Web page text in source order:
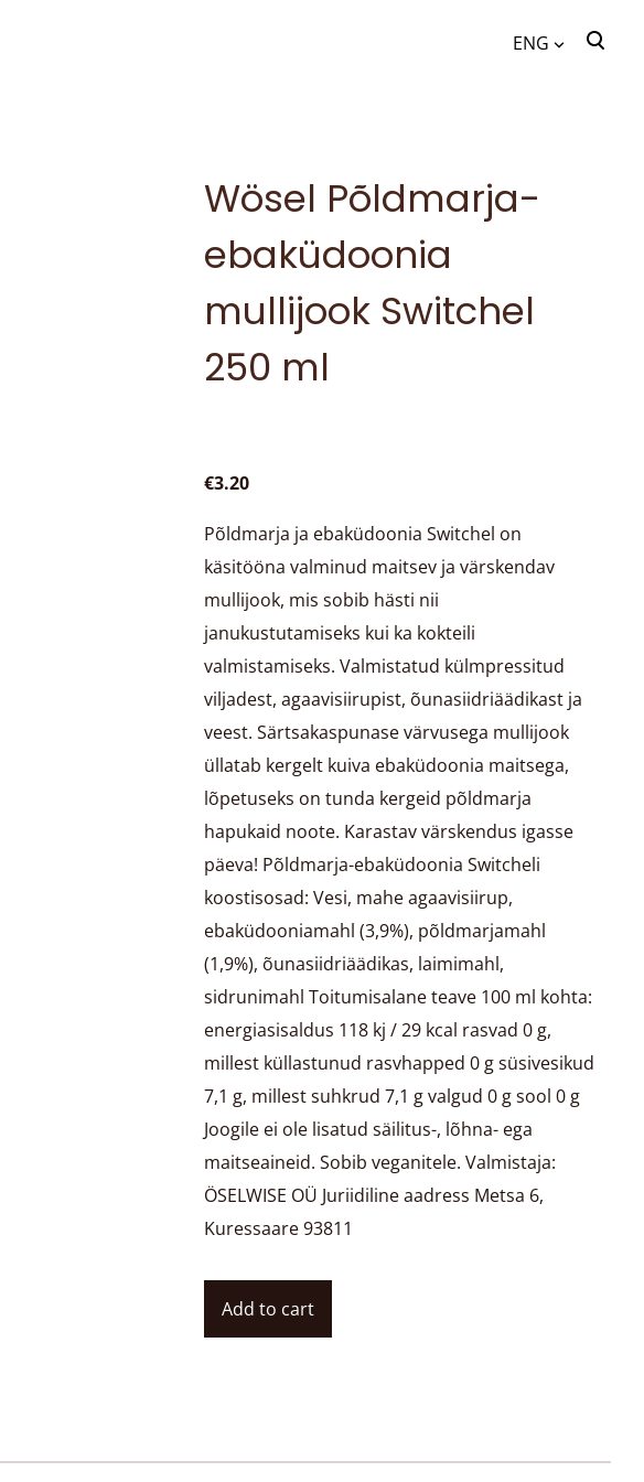
ENG
Wösel Põldmarja-
ebaküdoonia
mullijook Switchel
250 ml
€3.20
Põldmarja ja ebaküdoonia Switchel on
käsitööna valminud maitsev ja värskendav
mullijook, mis sobib hästi nii
janukustutamiseks kui ka kokteili
valmistamiseks. Valmistatud külmpressitud
viljadest, agaavisiirupist, õunasiidriäädikast ja
veest. Särtsakaspunase värvusega mullijook
üllatab kergelt kuiva ebaküdoonia maitsega,
lõpetuseks on tunda kergeid põldmarja
hapukaid noote. Karastav värskendus igasse
päeva! Põldmarja-ebaküdoonia Switcheli
koostisosad: Vesi, mahe agaavisiirup,
ebaküdooniamahl (3,9%), põldmarjamahl
(1,9%), õunasiidriäädikas, laimimahl,
sidrunimahl Toitumisalane teave 100 ml kohta:
energiasisaldus 118 kj / 29 kcal rasvad 0 g,
millest küllastunud rasvhapped 0 g süsivesikud
7,1 g, millest suhkrud 7,1 g valgud 0 g sool 0 g
Joogile ei ole lisatud säilitus-, lõhna- ega
maitseaineid. Sobib veganitele. Valmistaja:
ÖSELWISE OÜ Juriidiline aadress Metsa 6,
Kuressaare 93811
Add to cart